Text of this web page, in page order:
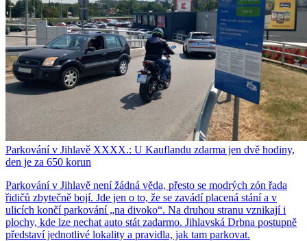
Parkování v Jihlavě XXXX.: U Kauflandu zdarma jen dvě hodiny,
den je za 650 korun
Parkování v Jihlavě není žádná věda, přesto se modrých zón řada
řidičů zbytečně bojí. Jde jen o to, že se zavádí placená stání a v
ulicích končí parkování „na divoko“. Na druhou stranu vznikají i
plochy, kde lze nechat auto stát zadarmo. Jihlavská Drbna postupně
představí jednotlivé lokality a pravidla, jak tam parkovat.